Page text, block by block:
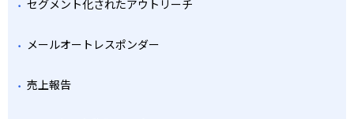
セグメント化されたアウトリーチ
メールオートレスポンダー
売上報告